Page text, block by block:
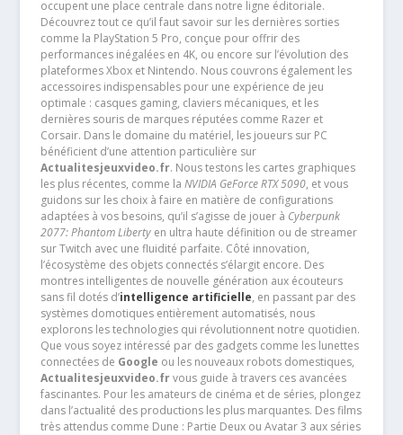
occupent une place centrale dans notre ligne éditoriale.
Découvrez tout ce qu’il faut savoir sur les dernières sorties
comme la PlayStation 5 Pro, conçue pour offrir des
performances inégalées en 4K, ou encore sur l’évolution des
plateformes Xbox et Nintendo. Nous couvrons également les
accessoires indispensables pour une expérience de jeu
optimale : casques gaming, claviers mécaniques, et les
dernières souris de marques réputées comme Razer et
Corsair. Dans le domaine du matériel, les joueurs sur PC
bénéficient d’une attention particulière sur
Actualitesjeuxvideo.fr. Nous testons les cartes graphiques
les plus récentes, comme la NVIDIA GeForce RTX 5090, et vous
guidons sur les choix à faire en matière de configurations
adaptées à vos besoins, qu’il s’agisse de jouer à Cyberpunk
2077: Phantom Libertyen ultra haute définition ou de streamer
sur Twitch avec une fluidité parfaite. Côté innovation,
l’écosystème des objets connectés s’élargit encore. Des
montres intelligentes de nouvelle génération aux écouteurs
sans fil dotés d’intelligence artificielle, en passant par des
systèmes domotiques entièrement automatisés, nous
explorons les technologies qui révolutionnent notre quotidien.
Que vous soyez intéressé par des gadgets comme les lunettes
connectées de Google ou les nouveaux robots domestiques,
Actualitesjeuxvideo.frvous guide à travers ces avancées
fascinantes. Pour les amateurs de cinéma et de séries, plongez
dans l’actualité des productions les plus marquantes. Des films
très attendus comme Dune : Partie Deux ou Avatar 3 aux séries